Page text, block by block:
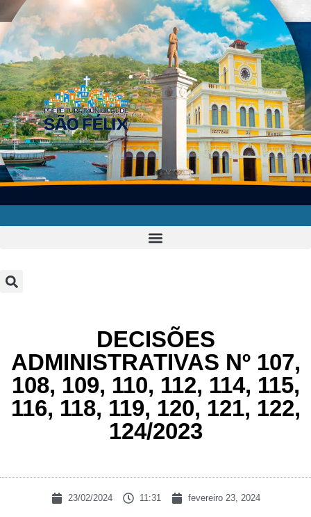
DECISÕES
ADMINISTRATIVAS Nº 107,
108, 109, 110, 112, 114, 115,
116, 118, 119, 120, 121, 122,
124/2023
23/02/2024 11:31 fevereiro 23, 2024